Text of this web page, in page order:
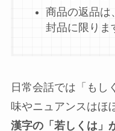
商品の返品は
封品に限りま
日常会話では「もし
味やニュアンスはほ
漢字の「若しくは」